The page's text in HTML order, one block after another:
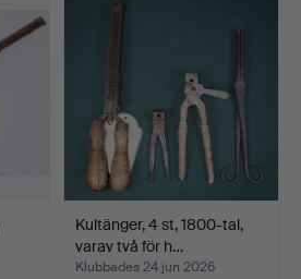
Kultänger, 4 st, 1800-tal,
varav två för h…
Klubbades 24 jun 2026